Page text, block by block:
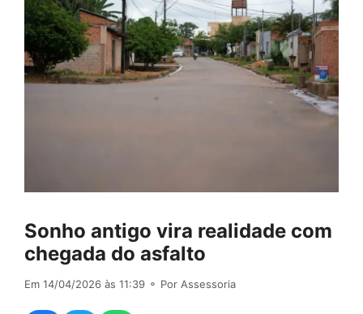
Sonho antigo vira realidade com
chegada do asfalto
Em 14/04/2026 às 11:39 ⚬ Por Assessoria